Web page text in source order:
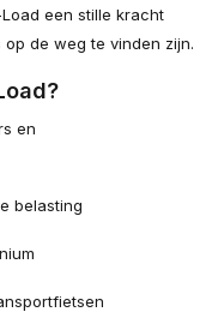
een stille kracht
de weg te vinden zijn.
en
belasting